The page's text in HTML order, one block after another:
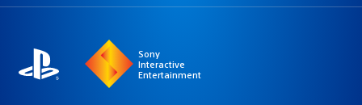
Sony
Interactive
Entertainment